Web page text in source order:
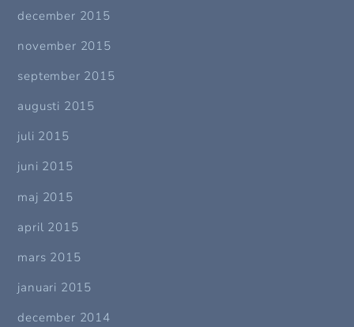
december 2015
november 2015
september 2015
augusti 2015
juli 2015
juni 2015
maj 2015
april 2015
mars 2015
januari 2015
december 2014